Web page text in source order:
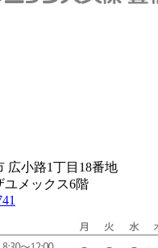
広小路1丁目18番地
ユメックス6階